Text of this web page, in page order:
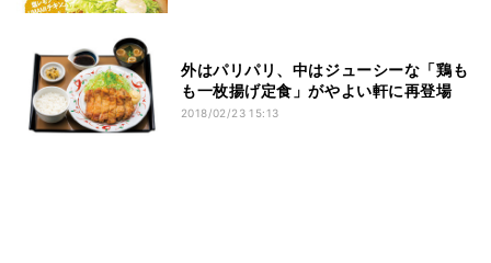
外はパリパリ、中はジューシーな「鶏も
も一枚揚げ定食」がやよい軒に再登場
2018/02/23 15:13